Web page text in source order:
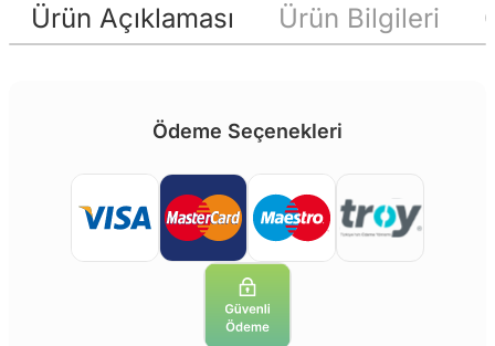
Ürün Açıklaması Ürün Bilgileri
Ödeme Seçenekleri